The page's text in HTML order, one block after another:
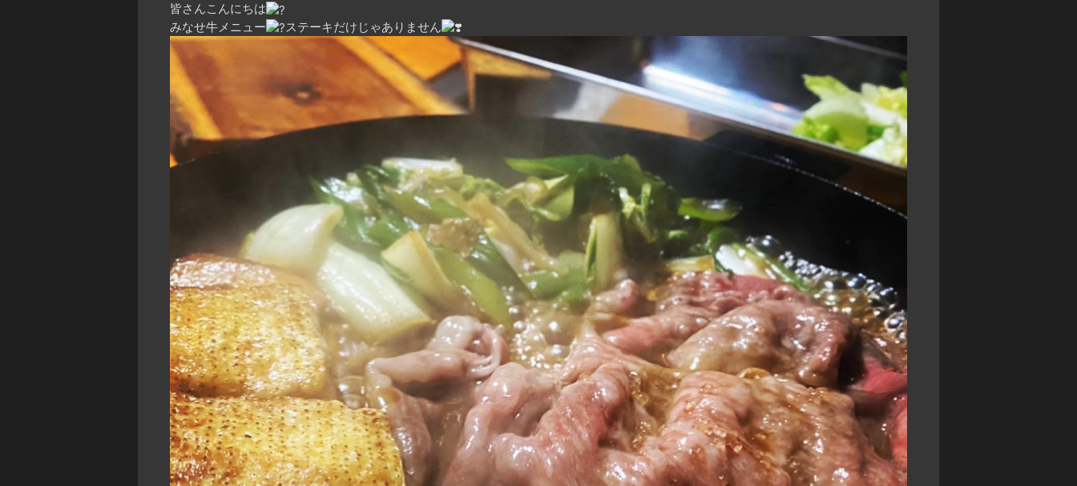
皆さんこんにちは
みなせ牛メニュー
ステーキだけじゃありません